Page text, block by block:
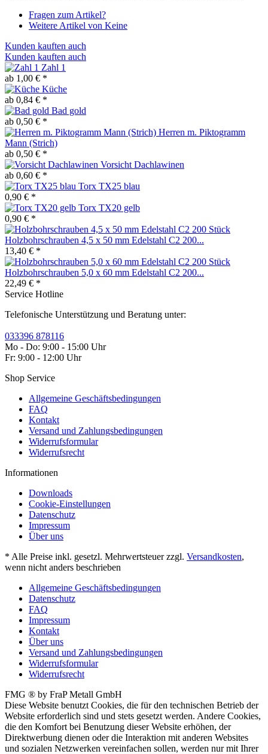
Fragen zum Artikel?
Weitere Artikel von Keine
Kunden kauften auch
Kunden kauften auch
Zahl 1
ab 1,00 € *
Küche
ab 0,84 € *
Bad gold
ab 0,50 € *
Herren m. Piktogramm
Mann (Strich)
ab 0,50 € *
Vorsicht Dachlawinen
ab 0,60 € *
Torx TX25 blau
0,90 € *
Torx TX20 gelb
0,90 € *
Holzbohrschrauben 4,5 x 50 mm Edelstahl C2 200...
13,40 € *
Holzbohrschrauben 5,0 x 60 mm Edelstahl C2 200...
22,49 € *
Service Hotline
Telefonische Unterstützung und Beratung unter:
033396 878116
Mo - Do: 9:00 - 15:00 Uhr
Fr: 9:00 - 12:00 Uhr
Shop Service
Allgemeine Geschäftsbedingungen
FAQ
Kontakt
Versand und Zahlungsbedingungen
Widerrufsformular
Widerrufsrecht
Informationen
Downloads
Cookie-Einstellungen
Datenschutz
Impressum
Über uns
* Alle Preise inkl. gesetzl. Mehrwertsteuer zzgl. Versandkosten,
wenn nicht anders beschrieben
Allgemeine Geschäftsbedingungen
Datenschutz
FAQ
Impressum
Kontakt
Über uns
Versand und Zahlungsbedingungen
Widerrufsformular
Widerrufsrecht
FMG ® by FraP Metall GmbH
Diese Website benutzt Cookies, die für den technischen Betrieb der
Website erforderlich sind und stets gesetzt werden. Andere Cookies,
die den Komfort bei Benutzung dieser Website erhöhen, der
Direktwerbung dienen oder die Interaktion mit anderen Websites
und sozialen Netzwerken vereinfachen sollen, werden nur mit Ihrer